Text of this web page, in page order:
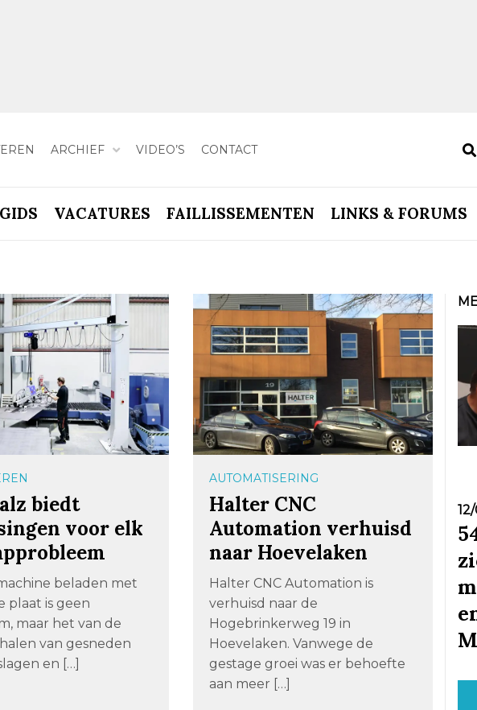
ARCHIEF VIDEO’S CONTACT
VACATURES FAILLISSEMENTEN LINKS & FORUMS
biedt
voor elk
beladen met
plaat is geen
maar het van de
van gesneden
en […]
AUTOMATISERING
Halter CNC
Automation verhuisd
naar Hoevelaken
Halter CNC Automation is
verhuisd naar de
Hogebrinkerweg 19 in
Hoevelaken. Vanwege de
gestage groei was er behoefte
aan meer […]